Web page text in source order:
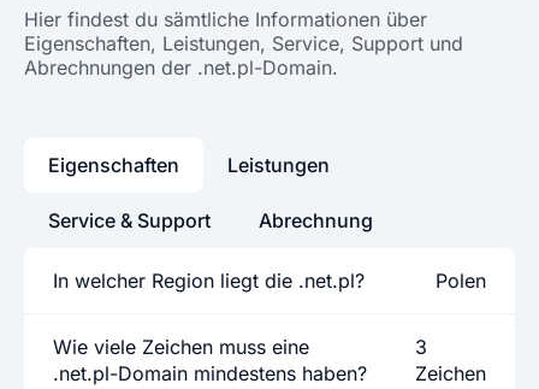
Hier findest du sämtliche Informationen über
Eigenschaften, Leistungen, Service, Support und
Abrechnungen der .net.pl-Domain.
Eigenschaften
In welcher Region liegt die .net.pl? Polen
Wie viele Zeichen muss eine
.net.pl-Domain mindestens haben?
3
Zeichen
Leistungen
Service & Support Abrechnung